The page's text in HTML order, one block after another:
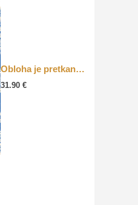
Obloha je pretkaná riekami
31.90 €